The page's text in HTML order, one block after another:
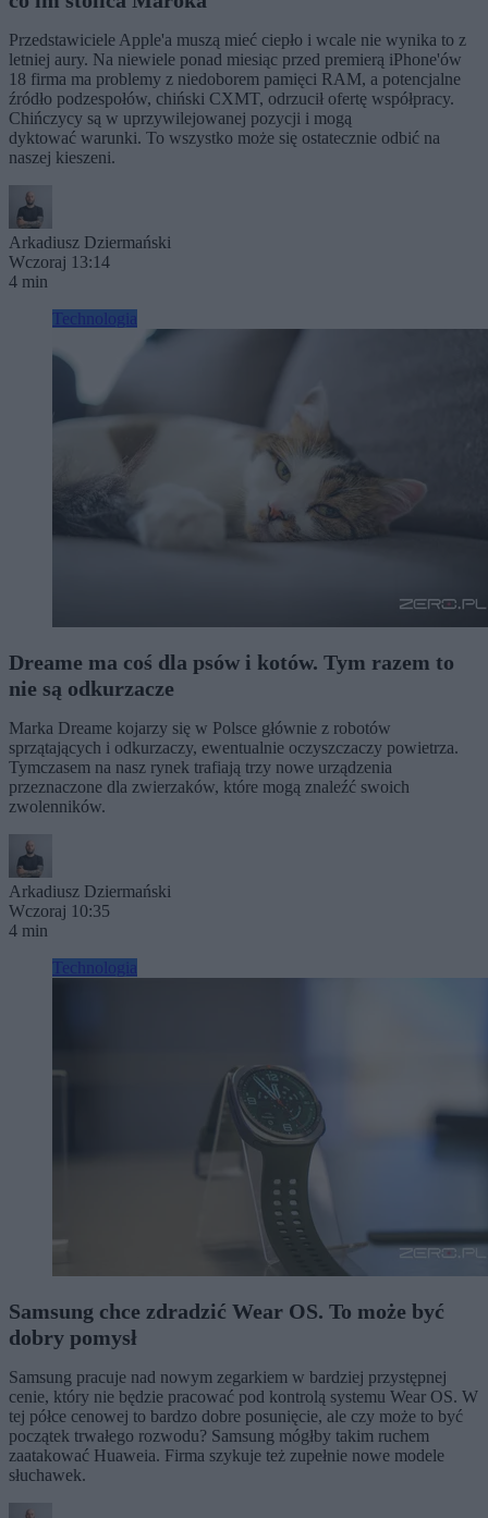
Przedstawiciele Apple'a muszą mieć ciepło i wcale nie wynika to z
letniej aury. Na niewiele ponad miesiąc przed premierą iPhone'ów
18 firma ma problemy z niedoborem pamięci RAM, a potencjalne
źródło podzespołów, chiński CXMT, odrzucił ofertę współpracy.
Chińczycy są w uprzywilejowanej pozycji i mogą
dyktować warunki. To wszystko może się ostatecznie odbić na
naszej kieszeni.
Arkadiusz Dziermański
Wczoraj 13:14
4 min
Technologia
Dreame ma coś dla psów i kotów. Tym razem to
nie są odkurzacze
Marka Dreame kojarzy się w Polsce głównie z robotów
sprzątających i odkurzaczy, ewentualnie oczyszczaczy powietrza.
Tymczasem na nasz rynek trafiają trzy nowe urządzenia
przeznaczone dla zwierzaków, które mogą znaleźć swoich
zwolenników.
Arkadiusz Dziermański
Wczoraj 10:35
4 min
Technologia
Samsung chce zdradzić Wear OS. To może być
dobry pomysł
Samsung pracuje nad nowym zegarkiem w bardziej przystępnej
cenie, który nie będzie pracować pod kontrolą systemu Wear OS. W
tej półce cenowej to bardzo dobre posunięcie, ale czy może to być
początek trwałego rozwodu? Samsung mógłby takim ruchem
zaatakować Huaweia. Firma szykuje też zupełnie nowe modele
słuchawek.